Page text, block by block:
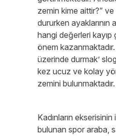
zemin kime aittir?” ve
dururken ayaklarının
hangi değerleri kayıp
önem kazanmaktadır.
üzerinde durmak’
kez ucuz ve kolay
zemini bulunmaktadır.
Kadınların ekserisinin
bulunan spor araba,